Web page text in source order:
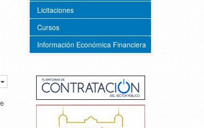
Licitaciones
Cursos
Información Económica Financiera